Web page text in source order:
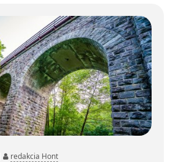
redakcia Hont